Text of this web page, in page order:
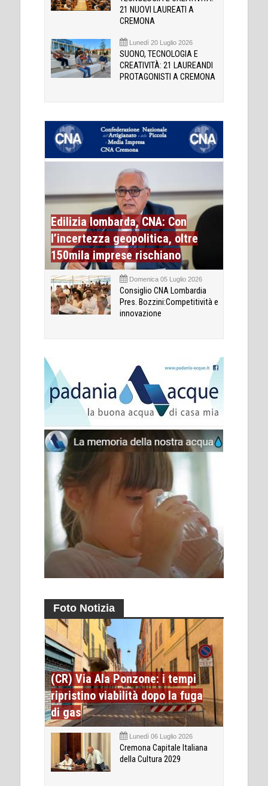
21 NUOVI LAUREATI A
CREMONA
Lunedì 20 Luglio 2026
SUONO, TECNOLOGIA E
CREATIVITÀ: 21 LAUREANDI
PROTAGONISTI A CREMONA
Edilizia lombarda, CNA: Con
l’incertezza geopolitica, oltre
150mila imprese rischiano
Domenica 05 Luglio 2026
Consiglio CNA Lombardia
Pres. Bozzini:Competitività e
innovazione
Foto Notizia
(CR) Via Ala Ponzone: i tempi
ripristino viabilità dopo la fuga
di gas
Lunedì 06 Luglio 2026
Cremona Capitale Italiana
della Cultura 2029